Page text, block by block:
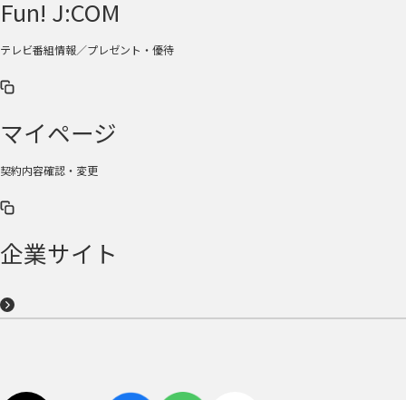
Fun! J:COM
テレビ番組情報／プレゼント・優待
マイページ
契約内容確認・変更
企業サイト